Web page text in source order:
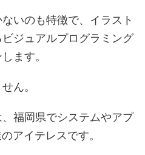
いのも特徴で、イラスト
ジュアルプログラミング
ます。
ん。
福岡県でシステムやアプ
アイテレスです。